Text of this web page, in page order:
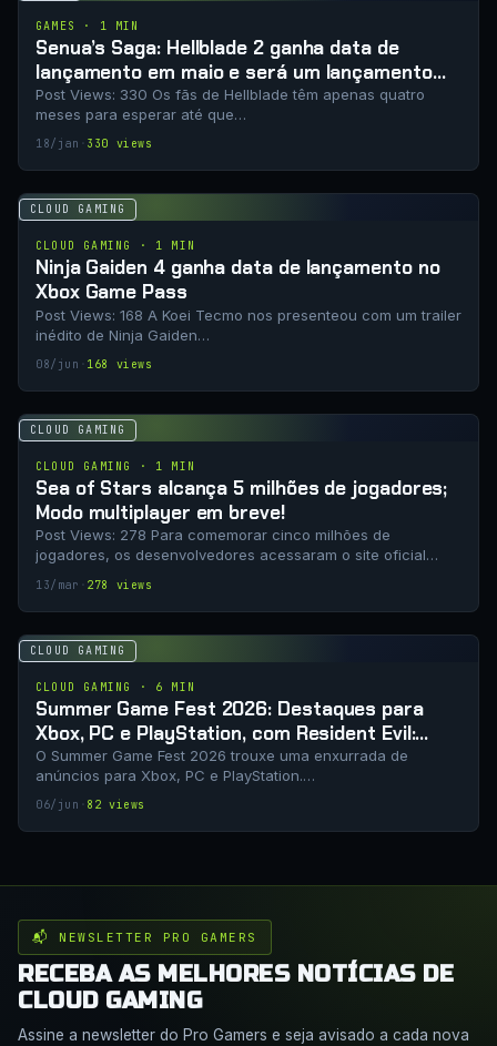
GAMES · 1 MIN
Senua’s Saga: Hellblade 2 ganha data de
lançamento em maio e será um lançamento
apenas digital
Post Views: 330 Os fãs de Hellblade têm apenas quatro
meses para esperar até que…
18/jan · 330 views
CLOUD GAMING
CLOUD GAMING · 1 MIN
Ninja Gaiden 4 ganha data de lançamento no
Xbox Game Pass
Post Views: 168 A Koei Tecmo nos presenteou com um trailer
inédito de Ninja Gaiden…
08/jun · 168 views
CLOUD GAMING
CLOUD GAMING · 1 MIN
Sea of Stars alcança 5 milhões de jogadores;
Modo multiplayer em breve!
Post Views: 278 Para comemorar cinco milhões de
jogadores, os desenvolvedores acessaram o site oficial…
13/mar · 278 views
CLOUD GAMING
CLOUD GAMING · 6 MIN
Summer Game Fest 2026: Destaques para
Xbox, PC e PlayStation, com Resident Evil:
Veronica e Clutch em evidência
O Summer Game Fest 2026 trouxe uma enxurrada de
anúncios para Xbox, PC e PlayStation.…
06/jun · 82 views
📬 NEWSLETTER PRO GAMERS
RECEBA AS MELHORES NOTÍCIAS DE
CLOUD GAMING
Assine a newsletter do Pro Gamers e seja avisado a cada nova